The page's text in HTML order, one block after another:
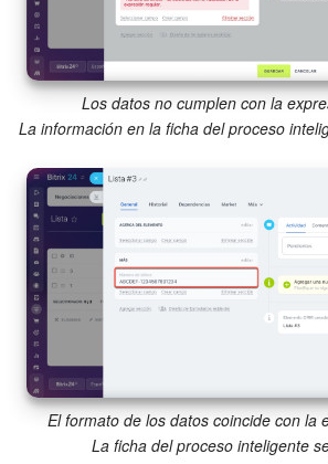
Los datos no cumplen con la
La información en la ficha del proceso
El formato de los datos coincide con la
La ficha del proceso inteligente